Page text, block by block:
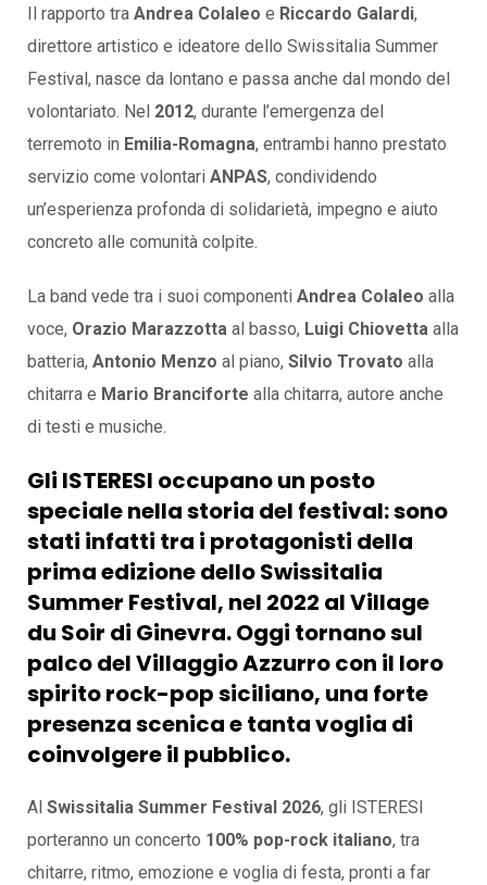
Il rapporto tra Andrea Colaleo e Riccardo Galardi,
direttore artistico e ideatore dello Swissitalia Summer
Festival, nasce da lontano e passa anche dal mondo del
volontariato. Nel 2012, durante l’emergenza del
terremoto in Emilia-Romagna, entrambi hanno prestato
servizio come volontari ANPAS, condividendo
un’esperienza profonda di solidarietà, impegno e aiuto
concreto alle comunità colpite.
La band vede tra i suoi componenti Andrea Colaleo alla
voce, Orazio Marazzotta al basso, Luigi Chiovetta alla
batteria, Antonio Menzo al piano, Silvio Trovato alla
chitarra e Mario Branciforte alla chitarra, autore anche
di testi e musiche.
Gli ISTERESI occupano un posto
speciale nella storia del festival: sono
stati infatti tra i protagonisti della
prima edizione dello Swissitalia
Summer Festival, nel 2022 alVillage
du Soir di Ginevra. Oggi tornano sul
palco delVillaggio Azzurrocon il loro
spiritorock-pop siciliano, una forte
presenza scenica e tanta voglia di
coinvolgere il pubblico.
Al Swissitalia Summer Festival 2026, gli ISTERESI
porteranno un concerto 100% pop-rock italiano, tra
chitarre, ritmo, emozione e voglia di festa, pronti a far